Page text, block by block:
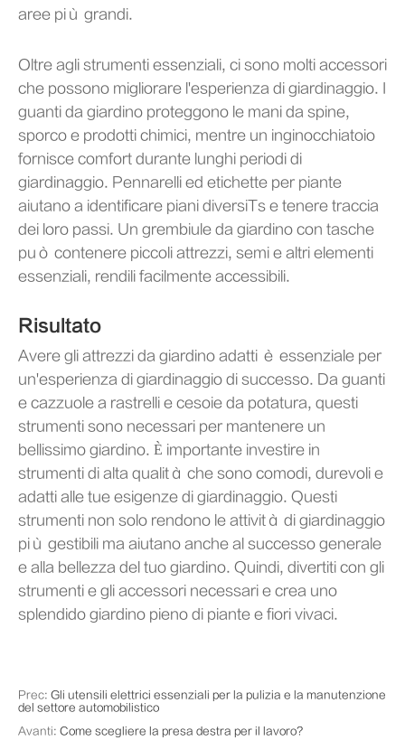
aree più grandi.
Oltre agli strumenti essenziali, ci sono molti accessori
che possono migliorare l'esperienza di giardinaggio. I
guanti da giardino proteggono le mani da spine,
sporco e prodotti chimici, mentre un inginocchiatoio
fornisce comfort durante lunghi periodi di
giardinaggio. Pennarelli ed etichette per piante
aiutano a identificare piani diversiTs e tenere traccia
dei loro passi. Un grembiule da giardino con tasche
può contenere piccoli attrezzi, semi e altri elementi
essenziali, rendili facilmente accessibili.
Risultato
Avere gli attrezzi da giardino adatti è essenziale per
un'esperienza di giardinaggio di successo. Da guanti
e cazzuole a rastrelli e cesoie da potatura, questi
strumenti sono necessari per mantenere un
bellissimo giardino. È importante investire in
strumenti di alta qualità che sono comodi, durevoli e
adatti alle tue esigenze di giardinaggio. Questi
strumenti non solo rendono le attività di giardinaggio
più gestibili ma aiutano anche al successo generale
e alla bellezza del tuo giardino. Quindi, divertiti con gli
strumenti e gli accessori necessari e crea uno
splendido giardino pieno di piante e fiori vivaci.
Prec: Gli utensili elettrici essenziali per la pulizia e la manutenzione
del settore automobilistico
Avanti: Come scegliere la presa destra per il lavoro?